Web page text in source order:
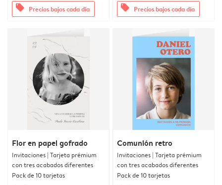
offers Precios bajos cada día offers Precios bajos cada día
Flor en papel gofrado
Invitaciones | Tarjeta prémium
con tres acabados diferentes
Pack de 10 tarjetas
Comunión retro
Invitaciones | Tarjeta prémium
con tres acabados diferentes
Pack de 10 tarjetas